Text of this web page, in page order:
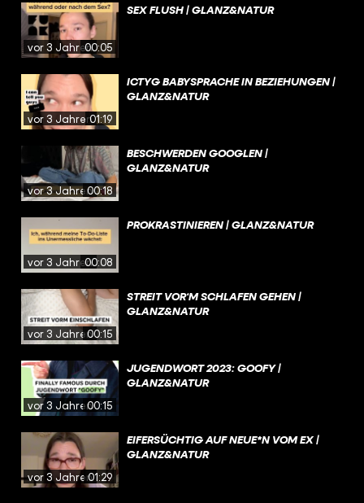
vor 3 Jahren00:05
SEX FLUSH | GLANZ&NATUR
vor 3 Jahren01:19
ICTYG BABYSPRACHE IN BEZIEHUNGEN |
GLANZ&NATUR
vor 3 Jahren00:18
BESCHWERDEN GOOGLEN |
GLANZ&NATUR
vor 3 Jahren00:08
PROKRASTINIEREN | GLANZ&NATUR
vor 3 Jahren00:15
STREIT VOR‘M SCHLAFEN GEHEN |
GLANZ&NATUR
vor 3 Jahren00:15
JUGENDWORT 2023: GOOFY |
GLANZ&NATUR
vor 3 Jahren01:29
EIFERSÜCHTIG AUF NEUE*N VOM EX |
GLANZ&NATUR